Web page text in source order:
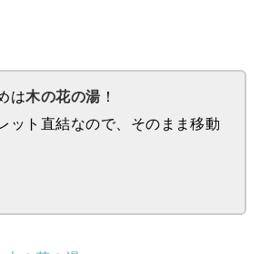
は木の花の湯！
ット直結なので、そのまま移動